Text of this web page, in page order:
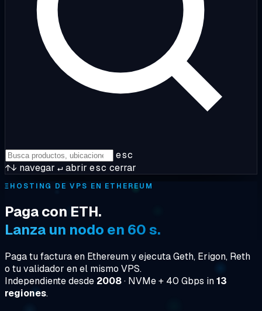
esc
↑↓ navegar ↵abrir esc cerrar
ΞHOSTING DE VPS EN ETHEREUM
Paga con ETH.
Lanza un nodo en 60 s.
Paga tu factura en Ethereum y ejecuta Geth, Erigon, Reth
o tu validador en el mismo VPS.
Independiente desde 2008· NVMe + 40 Gbps in13
regiones.